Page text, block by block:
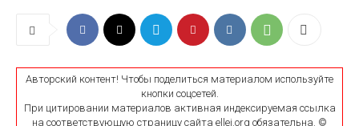
Авторский контент! Чтобы поделиться материалом используйте
кнопки соцсетей.
При цитировании материалов активная индексируемая ссылка
на соответствующую страницу сайта ellej.org обязательна. ©